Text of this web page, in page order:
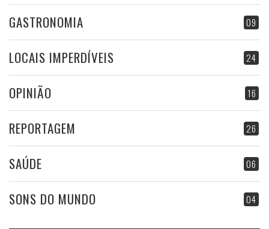
09
GASTRONOMIA
24
LOCAIS IMPERDÍVEIS
16
OPINIÃO
26
REPORTAGEM
06
SAÚDE
04
SONS DO MUNDO